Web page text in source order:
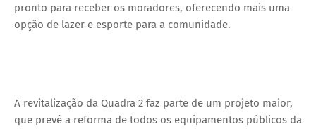
pronto para receber os moradores, oferecendo mais uma
opção de lazer e esporte para a comunidade.
A revitalização da Quadra 2 faz parte de um projeto maior,
que prevê a reforma de todos os equipamentos públicos da